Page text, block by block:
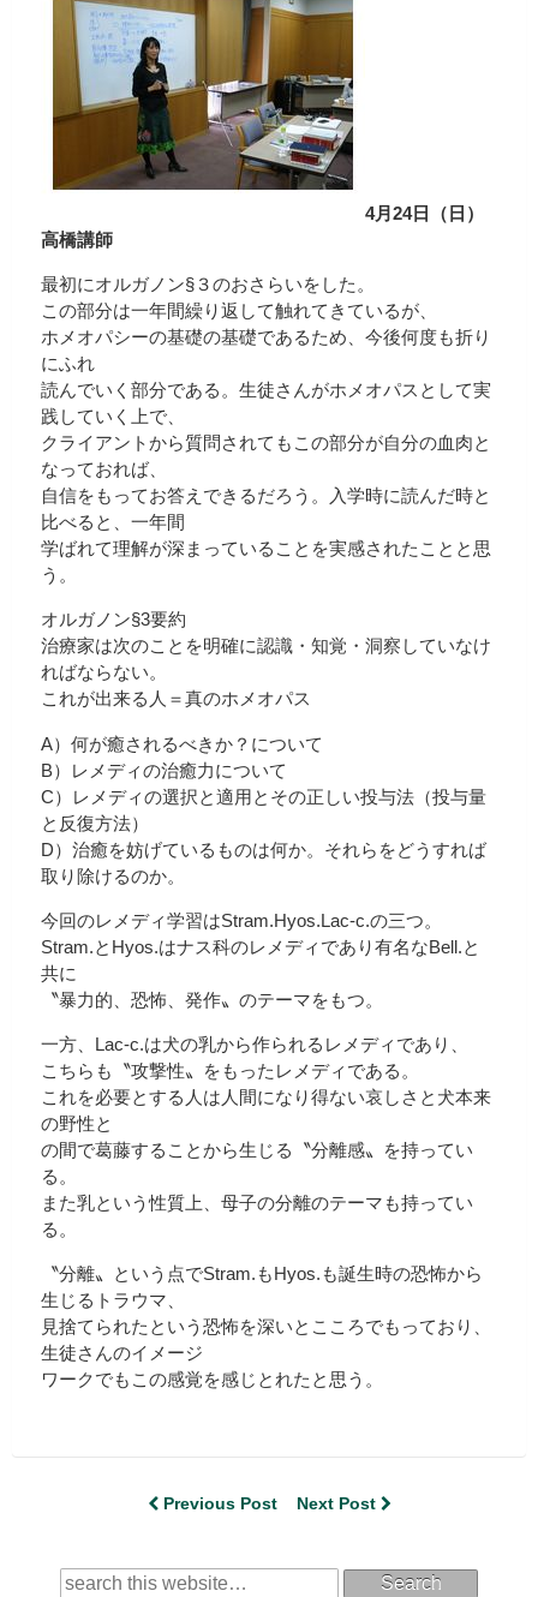
4月24日（日）
高橋講師
最初にオルガノン§３のおさらいをした。
この部分は一年間繰り返して触れてきているが、
ホメオパシーの基礎の基礎であるため、今後何度も折り
にふれ
読んでいく部分である。生徒さんがホメオパスとして実
践していく上で、
クライアントから質問されてもこの部分が自分の血肉と
なっておれば、
自信をもってお答えできるだろう。入学時に読んだ時と
比べると、一年間
学ばれて理解が深まっていることを実感されたことと思
う。
オルガノン§3要約
治療家は次のことを明確に認識・知覚・洞察していなけ
ればならない。
これが出来る人＝真のホメオパス
A）何が癒されるべきか？について
B）レメディの治癒力について
C）レメディの選択と適用とその正しい投与法（投与量
と反復方法）
D）治癒を妨げているものは何か。それらをどうすれば
取り除けるのか。
今回のレメディ学習はStram.Hyos.Lac-c.の三つ。
Stram.とHyos.はナス科のレメディであり有名なBell.と
共に
〝暴力的、恐怖、発作〟のテーマをもつ。
一方、Lac-c.は犬の乳から作られるレメディであり、
こちらも〝攻撃性〟をもったレメディである。
これを必要とする人は人間になり得ない哀しさと犬本来
の野性と
の間で葛藤することから生じる〝分離感〟を持ってい
る。
また乳という性質上、母子の分離のテーマも持ってい
る。
〝分離〟という点でStram.もHyos.も誕生時の恐怖から
生じるトラウマ、
見捨てられたという恐怖を深いとこころでもっており、
生徒さんのイメージ
ワークでもこの感覚を感じとれたと思う。
Previous Post Next Post
Search